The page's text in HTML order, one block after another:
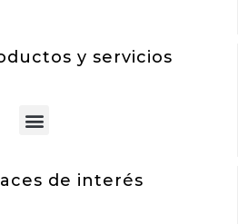
y servicios
Menu
de interés